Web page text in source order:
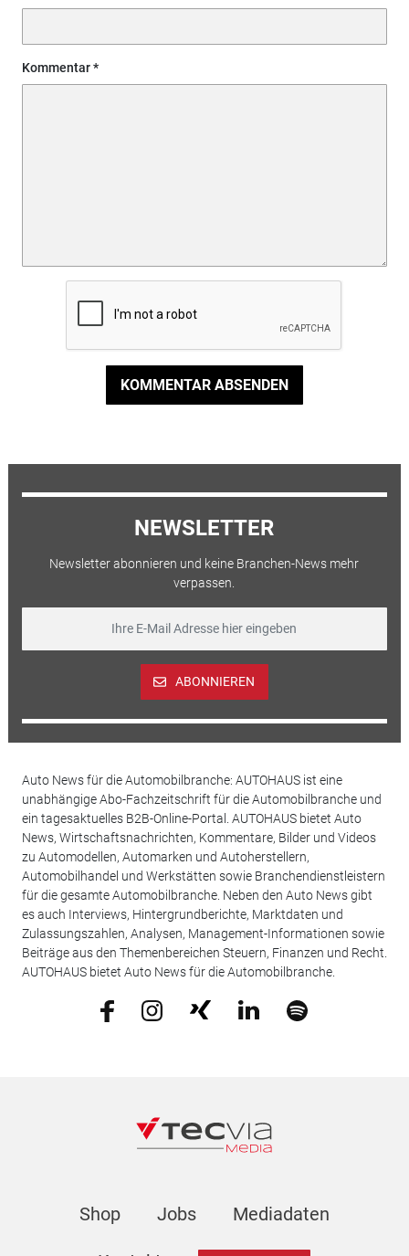
Kommentar
KOMMENTAR ABSENDEN
NEWSLETTER
Newsletter abonnieren und keine Branchen-News mehr
verpassen.
ABONNIEREN
Auto News für die Automobilbranche: AUTOHAUS ist eine
unabhängige Abo-Fachzeitschrift für die Automobilbranche und
ein tagesaktuelles B2B-Online-Portal. AUTOHAUS bietet Auto
News, Wirtschaftsnachrichten, Kommentare, Bilder und Videos
zu Automodellen, Automarken und Autoherstellern,
Automobilhandel und Werkstätten sowie Branchendienstleistern
für die gesamte Automobilbranche. Neben den Auto News gibt
es auch Interviews, Hintergrundberichte, Marktdaten und
Zulassungszahlen, Analysen, Management-Informationen sowie
Beiträge aus den Themenbereichen Steuern, Finanzen und Recht.
AUTOHAUS bietet Auto News für die Automobilbranche.
Shop Jobs Mediadaten